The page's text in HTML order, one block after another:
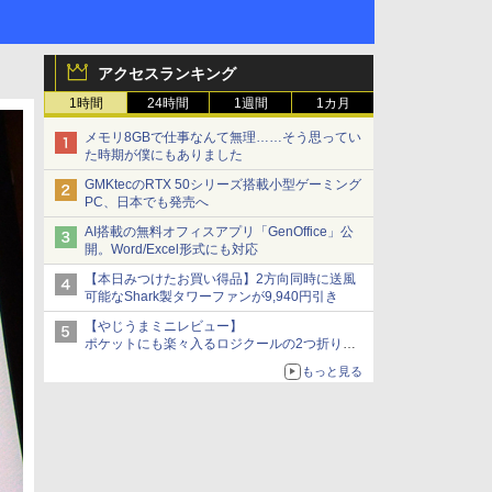
アクセスランキング
1時間 24時間 1週間 1カ月
メモリ8GBで仕事なんて無理……そう思ってい
た時期が僕にもありました
GMKtecのRTX 50シリーズ搭載小型ゲーミング
PC、日本でも発売へ
AI搭載の無料オフィスアプリ「GenOffice」公
開。Word/Excel形式にも対応
【本日みつけたお買い得品】2方向同時に送風
可能なShark製タワーファンが9,940円引き
【やじうまミニレビュー】
ポケットにも楽々入るロジクールの2つ折りマ
ウス「Mobi Fold」。その気になるギミックと
もっと見る